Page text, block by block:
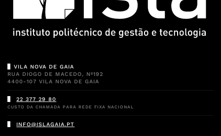
VILA NOVA DE GAIA
RUA DIOGO DE MACEDO, Nº192
4400-107 VILA NOVA DE GAIA
22 377 29 80
CUSTO DA CHAMADA PARA REDE FIXA NACIONAL
INFO@ISLAGAIA.PT